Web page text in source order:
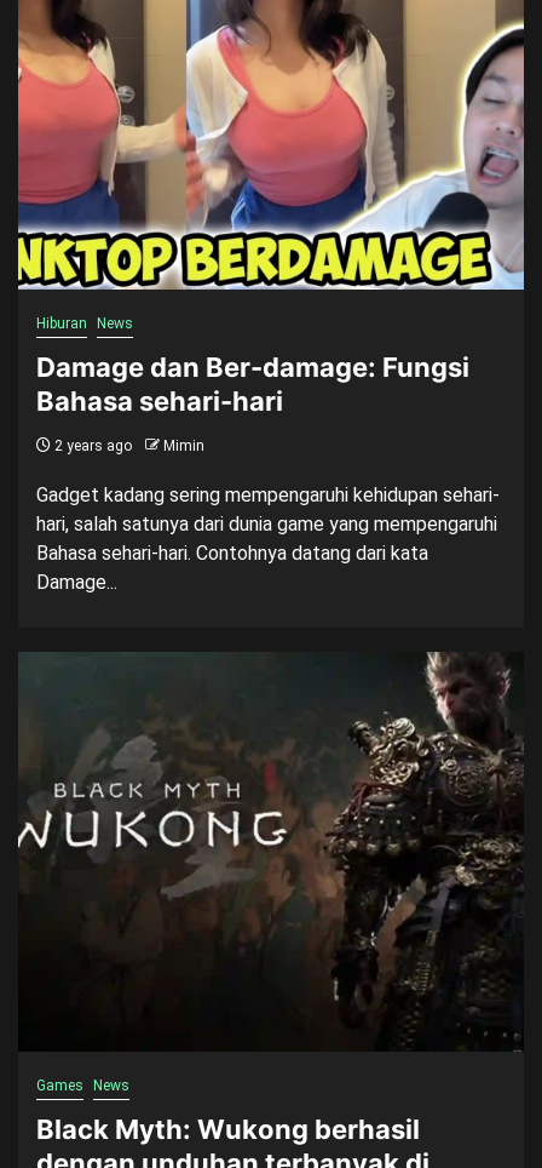
Hiburan News
Damage dan Ber-damage: Fungsi
Bahasa sehari-hari
2 years ago Mimin
Gadget kadang sering mempengaruhi kehidupan sehari-
hari, salah satunya dari dunia game yang mempengaruhi
Bahasa sehari-hari. Contohnya datang dari kata
Damage...
Games News
Black Myth: Wukong berhasil